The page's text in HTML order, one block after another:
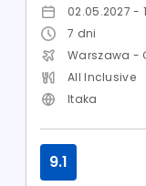
02.05.2027 -
7 dni
Warszawa -
All Inclusive
Itaka
9.1